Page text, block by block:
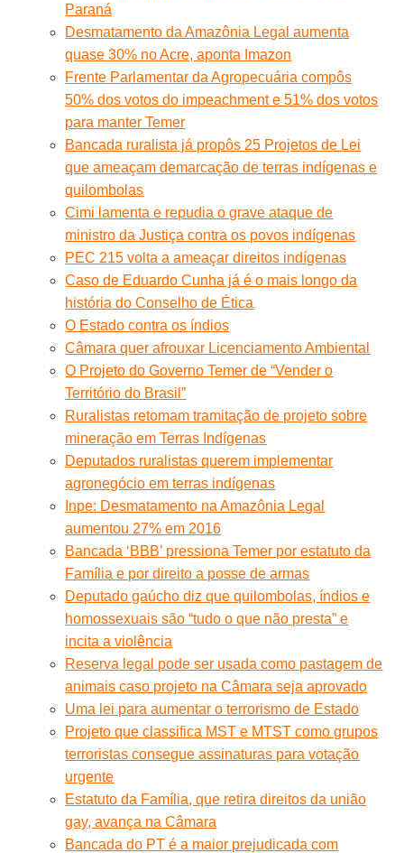
Paraná
Desmatamento da Amazônia Legal aumenta
quase 30% no Acre, aponta Imazon
Frente Parlamentar da Agropecuária compôs
50% dos votos do impeachment e 51% dos votos
para manter Temer
Bancada ruralista já propôs 25 Projetos de Lei
que ameaçam demarcação de terras indígenas e
quilombolas
Cimi lamenta e repudia o grave ataque de
ministro da Justiça contra os povos indígenas
PEC 215 volta a ameaçar direitos indígenas
Caso de Eduardo Cunha já é o mais longo da
história do Conselho de Ética
O Estado contra os índios
Câmara quer afrouxar Licenciamento Ambiental
O Projeto do Governo Temer de “Vender o
Território do Brasil”
Ruralistas retomam tramitação de projeto sobre
mineração em Terras Indígenas
Deputados ruralistas querem implementar
agronegócio em terras indígenas
Inpe: Desmatamento na Amazônia Legal
aumentou 27% em 2016
Bancada ‘BBB’ pressiona Temer por estatuto da
Família e por direito a posse de armas
Deputado gaúcho diz que quilombolas, índios e
homossexuais são “tudo o que não presta” e
incita a violência
Reserva legal pode ser usada como pastagem de
animais caso projeto na Câmara seja aprovado
Uma lei para aumentar o terrorismo de Estado
Projeto que classifica MST e MTST como grupos
terroristas consegue assinaturas para votação
urgente
Estatuto da Família, que retira direitos da união
gay, avança na Câmara
Bancada do PT é a maior prejudicada com